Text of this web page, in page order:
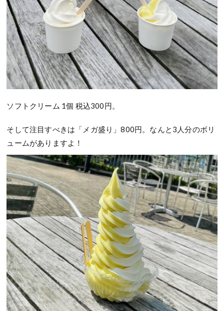
ソフトクリーム 1個 税込300円。
そして注目すべきは「メガ盛り」800円。なんと3人分のボリ
ュームがありますよ！